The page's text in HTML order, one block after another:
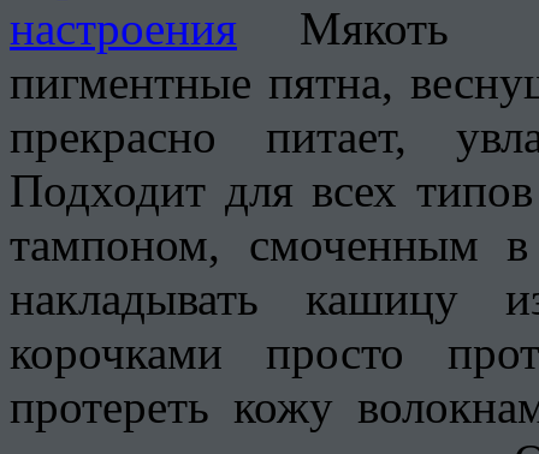
Мякоть
пигментные пятна,
прекрасно питает,
Подходит для всех
тампоном, смоченным
накладывать кашицу
корочками просто
протереть кожу